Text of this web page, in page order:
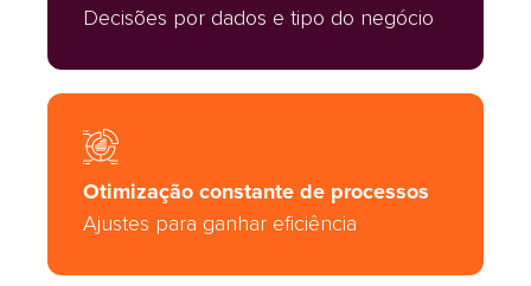
Decisões por dados e tipo do negócio
Otimização constante de processos
Ajustes para ganhar eficiência